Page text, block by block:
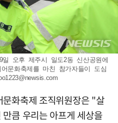
일 오후 제주시 일도2동 신산공원에
문화축제를 마친 참가자들이 도심
화축제 조직위원장은 "살
큼 우리는 아프게 세상을